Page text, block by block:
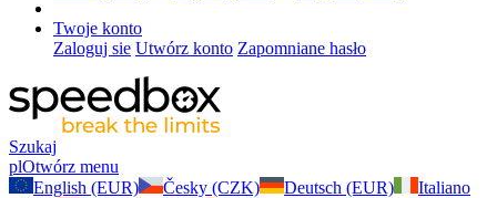
Twoje konto
Zaloguj sie Utwórz konto Zapomniane hasło
Szukaj
plOtwórz menu
English (EUR)
Česky (CZK) Deutsch (EUR)
Italiano